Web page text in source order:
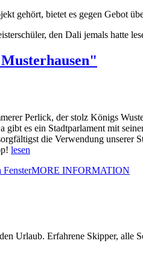
gehört, bietet es gegen Gebot
den Dali jemals hatte
Perlick, der stolz Königs
es ein Stadtparlament mit
die Verwendung unserer
lesen
MORE INFORMATION
Urlaub. Erfahrene Skipper, alle